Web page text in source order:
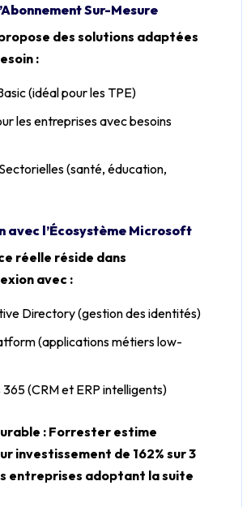
Sur-Mesure
des solutions adaptées
:
(idéal pour les TPE)
les entreprises avec besoins
(santé, éducation,
avec l’Écosystème Microsoft
réelle réside dans
avec :
Directory (gestion des identités)
(applications métiers low-
(CRM et ERP intelligents)
: Forrester estime
investissement de 162% sur 3
entreprises adoptant la suite